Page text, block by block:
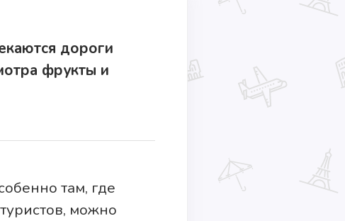
дороги
фрукты и
там, где
можно